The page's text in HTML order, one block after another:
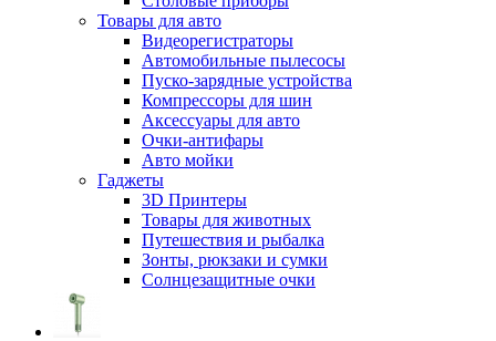
Товары для авто
Видеорегистраторы
Автомобильные пылесосы
Пуско-зарядные устройства
Компрессоры для шин
Аксессуары для авто
Очки-антифары
Авто мойки
Гаджеты
3D Принтеры
Товары для животных
Путешествия и рыбалка
Зонты, рюкзаки и сумки
Солнцезащитные очки